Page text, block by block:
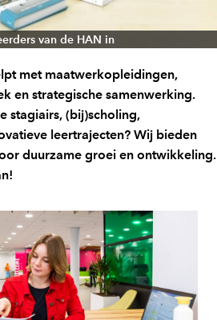
van de HAN in
met maatwerkopleidingen,
en strategische samenwerking.
stagiairs, (bij)scholing,
leertrajecten? Wij bieden
duurzame groei en ontwikkeling.